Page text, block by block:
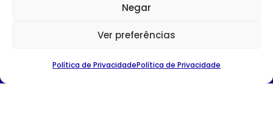
Negar
Ver preferências
Política de PrivacidadePolítica de Privacidade
ahresp@ahresp.com